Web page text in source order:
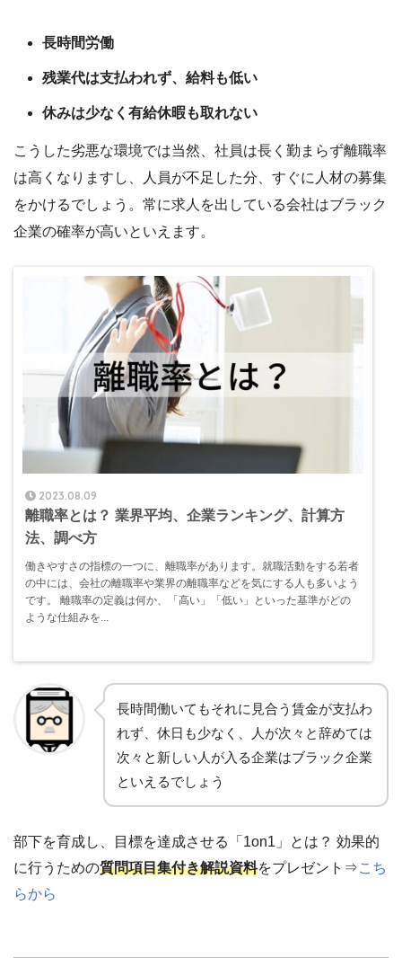
長時間労働
残業代は支払われず、給料も低い
休みは少なく有給休暇も取れない
こうした劣悪な環境では当然、社員は長く勤まらず離職率
は高くなりますし、人員が不足した分、すぐに人材の募集
をかけるでしょう。常に求人を出している会社はブラック
企業の確率が高いといえます。
2023.08.09
離職率とは？ 業界平均、企業ランキング、計算方
法、調べ方
働きやすさの指標の一つに、離職率があります。就職活動をする若者
の中には、会社の離職率や業界の離職率などを気にする人も多いよう
です。 離職率の定義は何か、「高い」「低い」といった基準がどの
ような仕組みを...
長時間働いてもそれに見合う賃金が支払わ
れず、休日も少なく、人が次々と辞めては
次々と新しい人が入る企業はブラック企業
といえるでしょう
部下を育成し、目標を達成させる「1on1」とは？ 効果的
に行うための質問項目集付き解説資料をプレゼント⇒こち
らから